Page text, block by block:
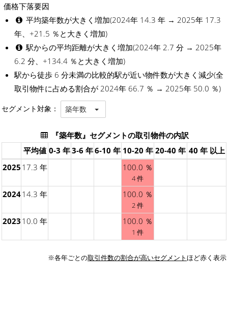
価格下落要因
平均築年数が大きく増加(2024年 14.3 年 → 2025年 17.3
年、+21.5 ％と大きく増加)
駅からの平均距離が大きく増加(2024年 2.7 分 → 2025年
6.2 分、+134.4 ％と大きく増加)
駅から徒歩 6 分未満の比較的駅が近い物件数が大きく減少(全
取引物件に占める割合が 2024年 66.7 ％ → 2025年 50.0 ％)
セグメント対象： 築年数
『築年数』セグメントの取引物件の内訳
平均値 0-3 年3-6 年6-10 年 10-20 年 20-40 年 40 年 以上
2025 17.3 年 100.0 ％
4 件
202414.3 年 100.0 ％
2 件
2023 10.0 年 100.0 ％
1 件
※各年ごとの取引件数の割合が高いセグメントほど赤く表示